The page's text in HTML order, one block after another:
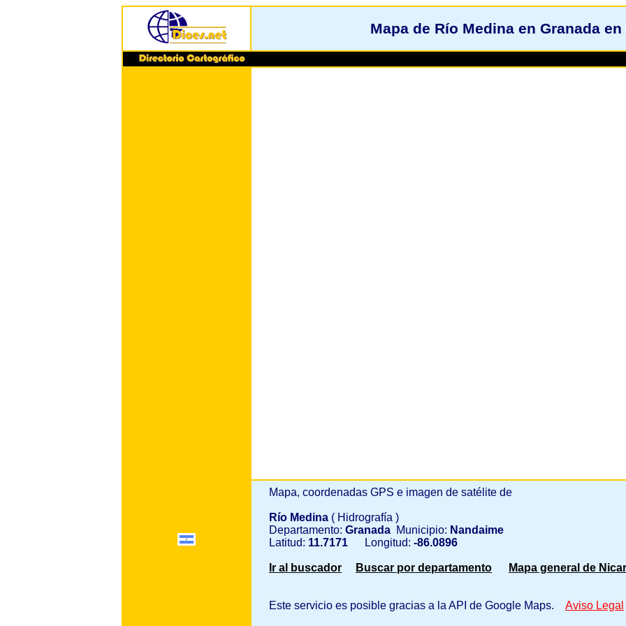
Mapa de Río Medina en Granada
Mapa, coordenadas GPS e imagen de satélite de
Río Medina ( Hidrografía )
Departamento: Granada Municipio: Nandaime
Latitud: 11.7171 Longitud: -86.0896
Ir al buscador Buscar por departamento Mapa general de
Este servicio es posible gracias a la API de Google Maps. Aviso Legal